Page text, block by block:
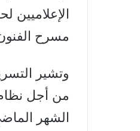
الإعلاميين
مسرح
وتشير
الشهر